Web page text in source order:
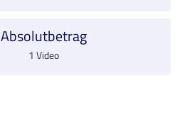
Absolutbetrag
1 Video